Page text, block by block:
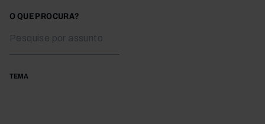
O QUE PROCURA?
TEMA